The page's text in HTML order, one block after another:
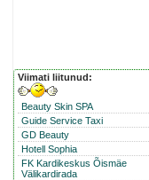
Viimati liitunud:
Beauty Skin SPA
Guide Service Taxi
GD Beauty
Hotell Sophia
FK Kardikeskus Õismäe
Välikardirada